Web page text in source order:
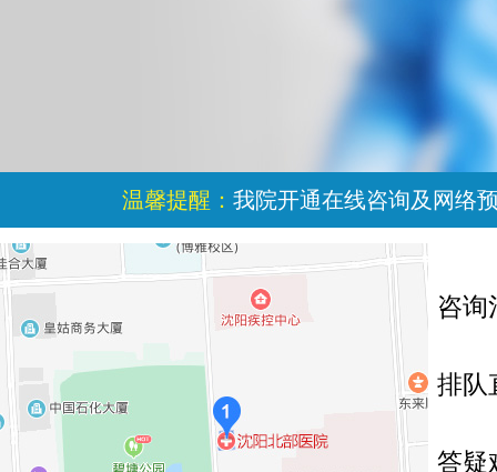
温馨提醒： 我院开通在线咨询及网络
咨询
排队
答疑